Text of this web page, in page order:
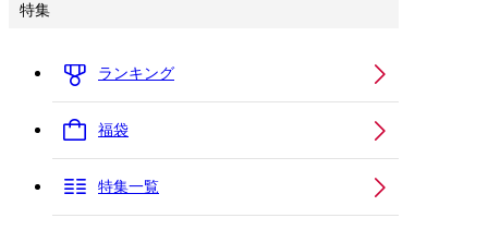
特集
ランキング
福袋
特集一覧